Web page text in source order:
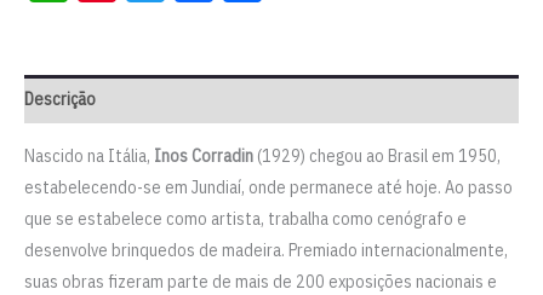
Descrição
Nascido na Itália, Inos Corradin (1929) chegou ao Brasil em 1950,
estabelecendo-se em Jundiaí, onde permanece até hoje. Ao passo
que se estabelece como artista, trabalha como cenógrafo e
desenvolve brinquedos de madeira. Premiado internacionalmente,
suas obras fizeram parte de mais de 200 exposições nacionais e